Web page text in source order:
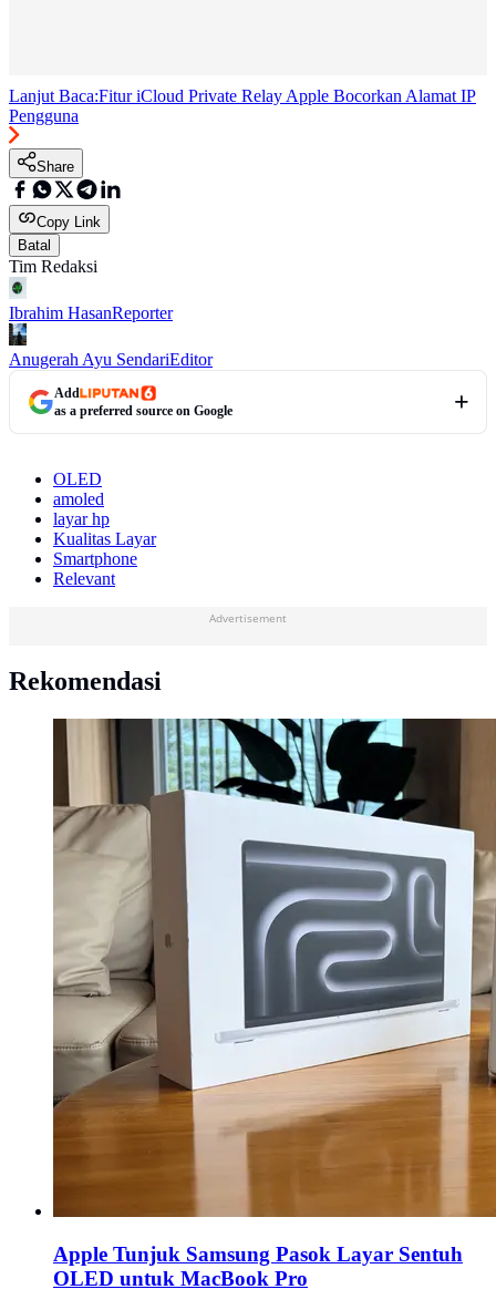
Lanjut Baca:Fitur iCloud Private Relay Apple Bocorkan Alamat IP
Pengguna
Share
Copy Link
Batal
Tim Redaksi
Ibrahim HasanReporter
Anugerah Ayu SendariEditor
Add
as a preferred source on Google
OLED
amoled
layar hp
Kualitas Layar
Smartphone
Relevant
Advertisement
Rekomendasi
Apple Tunjuk Samsung Pasok Layar Sentuh
OLED untuk MacBook Pro